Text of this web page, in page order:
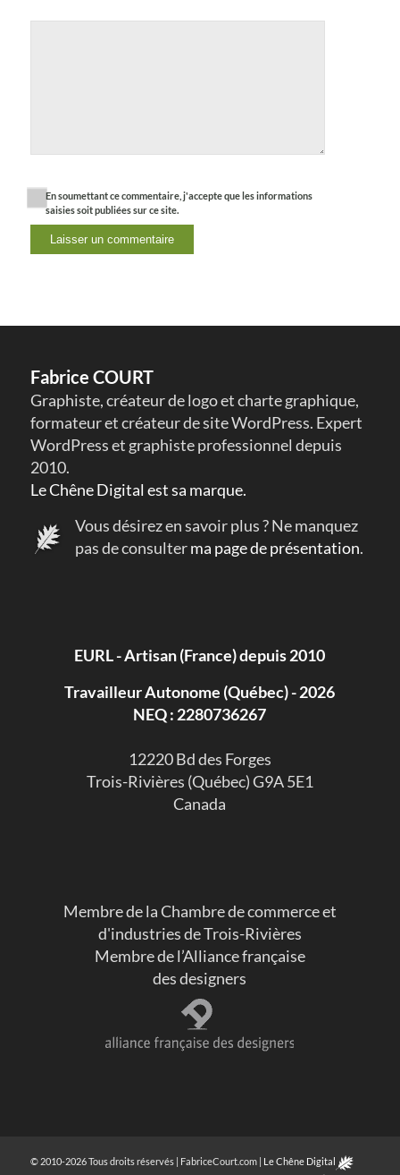
En soumettant ce commentaire, j'accepte que les informations
saisies soit publiées sur ce site.
Fabrice COURT
Graphiste, créateur de logo et charte graphique,
formateur et créateur de site WordPress. Expert
WordPress et graphiste professionnel depuis
2010.
Le Chêne Digital est sa marque.
Vous désirez en savoir plus ? Ne manquez
pas de consulterma page de présentation.
EURL - Artisan (France) depuis 2010
Travailleur Autonome (Québec) - 2026
NEQ : 2280736267
​12220 Bd des Forges
Trois-Rivières (Québec) G9A 5E1
Canada
Membre de la Chambre de commerce et
d'industries de Trois-Rivières
Membre de l’Alliance française
des designers
© 2010-2026 Tous droits réservés | FabriceCourt.com | Le Chêne Digital